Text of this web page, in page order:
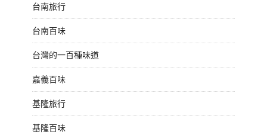
台南旅行
台南百味
台灣的一百種味道
嘉義百味
基隆旅行
基隆百味